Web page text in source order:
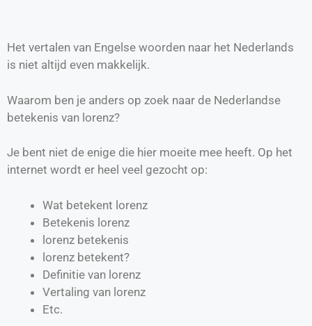
Het vertalen van Engelse woorden naar het Nederlands
is niet altijd even makkelijk.
Waarom ben je anders op zoek naar de Nederlandse
betekenis van lorenz?
Je bent niet de enige die hier moeite mee heeft. Op het
internet wordt er heel veel gezocht op:
Wat betekent lorenz
Betekenis lorenz
lorenz betekenis
lorenz betekent?
Definitie van lorenz
Vertaling van lorenz
Etc.